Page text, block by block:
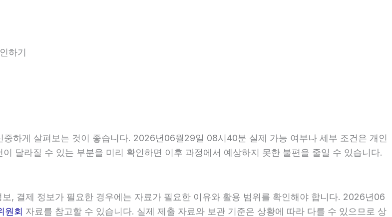
하기
하게 살펴보는 것이 좋습니다. 2026년06월29일 08시40분 실제 가능 여부나 세부 조건은 개인
달라질 수 있는 부분을 미리 확인하면 이후 과정에서 예상하지 못한 불편을 줄일 수 있습니다.
, 결제 정보가 필요한 경우에는 자료가 필요한 이유와 활용 범위를 확인해야 합니다. 2026년06
원회 자료를 참고할 수 있습니다. 실제 제출 자료와 보관 기준은 상황에 따라 다를 수 있으므로 상